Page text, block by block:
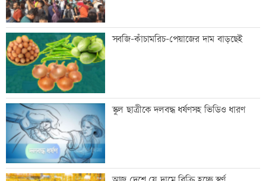
নোয়াখালীতে ৯৭৯০ ইয়াবাসহ গ্রেফতার ২
তিন হত্যা মামলার আসামি গ্রেফতার
কনটেন্ট ক্রিয়েটর রিপন মিয়া গ্রেফতার
সবজি-কাঁচামরিচ-পেয়াজের দাম বাড়ছেই
স্কুল ছাত্রীকে দলবদ্ধ ধর্ষণসহ ভিডিও ধারণ